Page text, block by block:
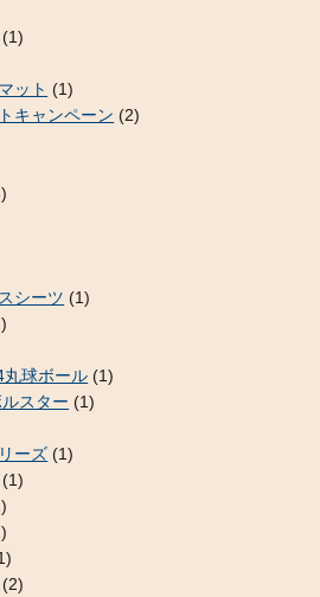
(1)
ット (1)
キャンペーン (2)
シーツ (1)
球ボール (1)
スター (1)
ーズ (1)
(1)